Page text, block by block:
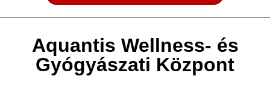
Aquantis Wellness- és
Gyógyászati Központ